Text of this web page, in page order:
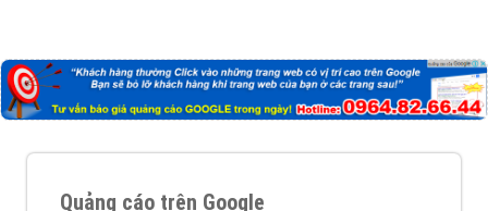
Quảng cáo trên Google